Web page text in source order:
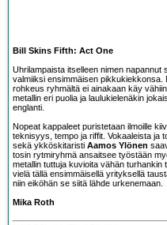
Bill Skins Fifth: Act One
Uhrilampaista itselleen nimen napannut
valmiiksi ensimmäisen pikkukiekkonsa.
rohkeus ryhmältä ei ainakaan käy
metallin eri puolia ja laulukielenäkin
englanti.
Nopeat kappaleet puristetaan ilmoille
teknisyys, tempo ja riffit. Vokaaleista ja
sekä ykköskitaristi Aamos Ylönen
tosin rytmiryhmä ansaitsee työstään
metallin tuttuja kuvioita vähän
vielä tällä ensimmäisellä yrityksellä
niin eiköhän se siitä lähde urkenemaan.
Mika Roth